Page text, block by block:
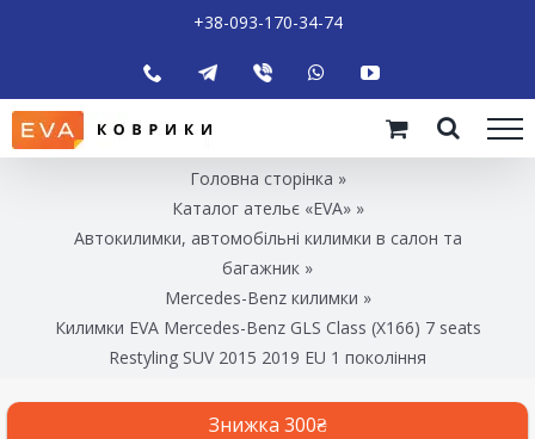
+38-093-170-34-74
Головна сторінка »
Каталог ательє «EVA»»
Автокилимки, автомобільні килимки в салон та
багажник »
Mercedes-Benz килимки »
Килимки EVA Mercedes-Benz GLS Class (X166) 7 seats
Restyling SUV 2015 2019 EU 1 покоління
Знижка 300₴